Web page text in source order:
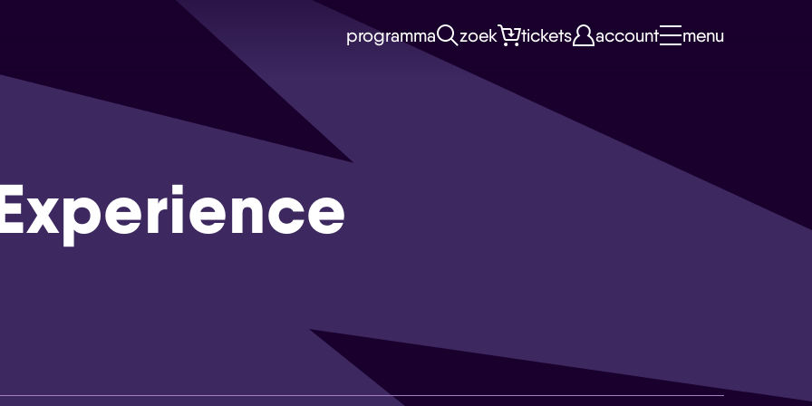
programma zoek tickets account menu